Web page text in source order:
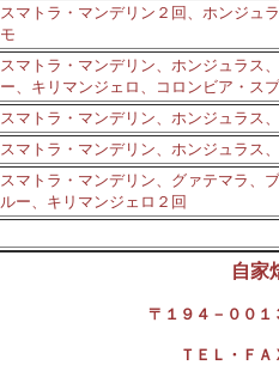
スマトラ・マンデリン２回、ホンジュ
モ
スマトラ・マンデリン、ホンジュラス
ー、キリマンジェロ、コロンビア・ス
スマトラ・マンデリン、ホンジュラス
スマトラ・マンデリン、ホンジュラス
スマトラ・マンデリン、グァテマラ、
ルー、キリマンジェロ２回
自家
〒１９４－００１
ＴＥＬ・Ｆ